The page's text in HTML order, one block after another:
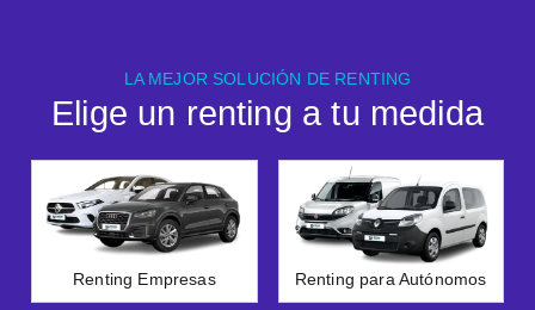
LA MEJOR SOLUCIÓN DE RENTING
Elige un renting a tu medida
Renting Empresas Renting para Autónomos